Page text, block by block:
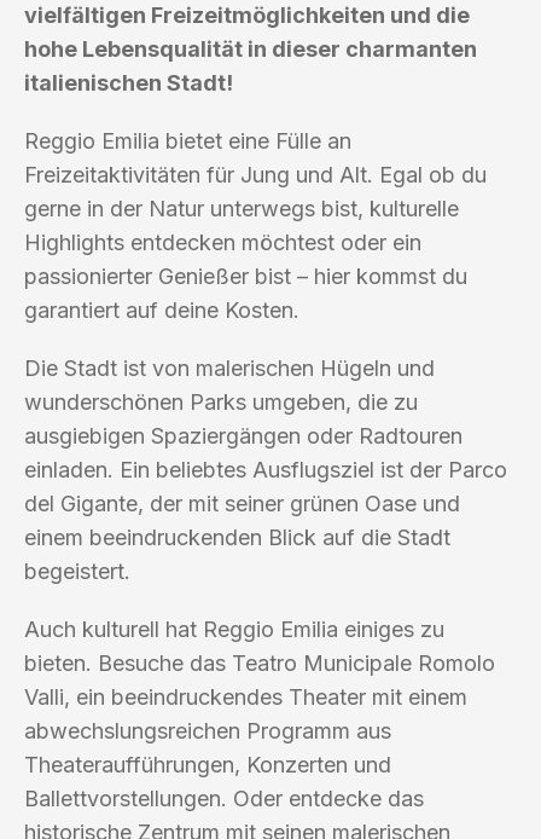
vielfältigen Freizeitmöglichkeiten und die
hohe Lebensqualität in dieser charmanten
italienischen Stadt!
Reggio Emilia bietet eine Fülle an
Freizeitaktivitäten für Jung und Alt. Egal ob du
gerne in der Natur unterwegs bist, kulturelle
Highlights entdecken möchtest oder ein
passionierter Genießer bist – hier kommst du
garantiert auf deine Kosten.
Die Stadt ist von malerischen Hügeln und
wunderschönen Parks umgeben, die zu
ausgiebigen Spaziergängen oder Radtouren
einladen. Ein beliebtes Ausflugsziel ist der Parco
del Gigante, der mit seiner grünen Oase und
einem beeindruckenden Blick auf die Stadt
begeistert.
Auch kulturell hat Reggio Emilia einiges zu
bieten. Besuche das Teatro Municipale Romolo
Valli, ein beeindruckendes Theater mit einem
abwechslungsreichen Programm aus
Theateraufführungen, Konzerten und
Ballettvorstellungen. Oder entdecke das
historische Zentrum mit seinen malerischen